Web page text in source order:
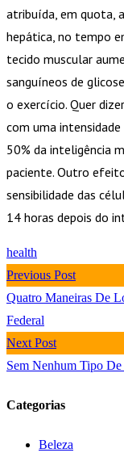
atribuída, em quota,
hepática, no tempo
tecido muscular
sanguíneos de
o exercício. Quer
com uma
50% da inteligência
paciente. Outro
sensibilidade das
14 horas depois do
health
Previous Post
Quatro Maneiras De
Federal
Next Post
Sem Nenhum Tipo
Categorias
Beleza